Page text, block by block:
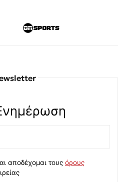
αποδέχομαι τους όρους